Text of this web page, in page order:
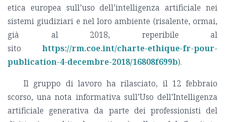
etica europea sull’uso dell’intelligenza artificiale nei
sistemi giudiziari e nel loro ambiente (risalente, ormai,
già al 2018, reperibile al
sito https://rm.coe.int/charte-ethique-fr-pour-
publication-4-decembre-2018/16808f699b).
Il gruppo di lavoro ha rilasciato, il 12 febbraio
scorso, una nota informativa sull’Uso dell’Intelligenza
artificiale generativa da parte dei professionisti del